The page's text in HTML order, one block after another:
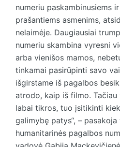
numeriu paskambinusiems
prašantiems asmenims,
nelaimėje. Daugiausiai
numeriu skambina vyresni
arba vienišos mamos,
tinkamai pasirūpinti savo
išgirstame iš pagalbos
atrodo, kaip iš filmo. Tačiau
labai tikros, tuo įsitikinti
galimybę patys“, –
humanitarinės pagalbos